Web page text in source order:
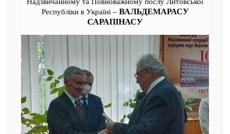
Республіки в Україні – ВАЛЬДЕМАРАСУ
САРАПІНАСУ